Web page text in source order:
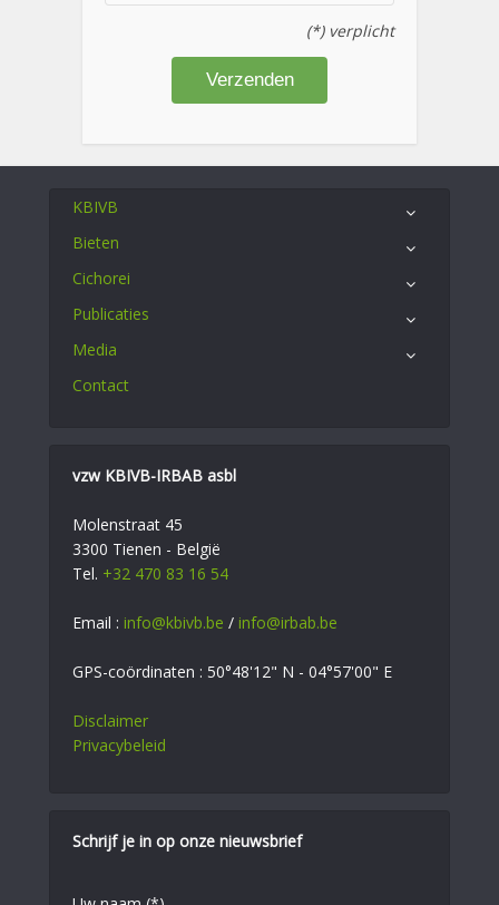
(*) verplicht
KBIVB
Bieten
Cichorei
Publicaties
Media
Contact
vzw KBIVB-IRBAB asbl
Molenstraat 45
3300 Tienen - België
Tel. +32 470 83 16 54
Email : info@kbivb.be / info@irbab.be
GPS-coördinaten : 50°48'12" N - 04°57'00" E
Disclaimer
Privacybeleid
Schrijf je in op onze nieuwsbrief